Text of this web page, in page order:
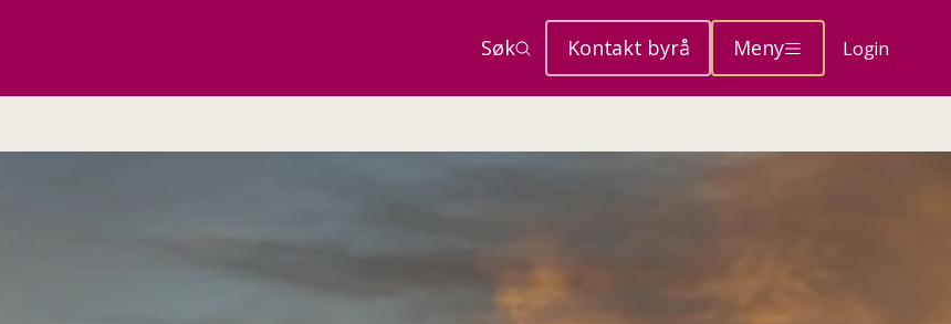
Søk Kontakt byrå Meny Login